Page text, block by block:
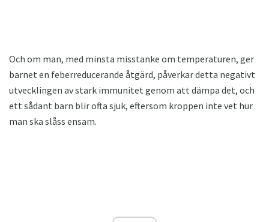
Och om man, med minsta misstanke om temperaturen, ger
barnet en feberreducerande åtgärd, påverkar detta negativt
utvecklingen av stark immunitet genom att dämpa det, och
ett sådant barn blir ofta sjuk, eftersom kroppen inte vet hur
man ska slåss ensam.